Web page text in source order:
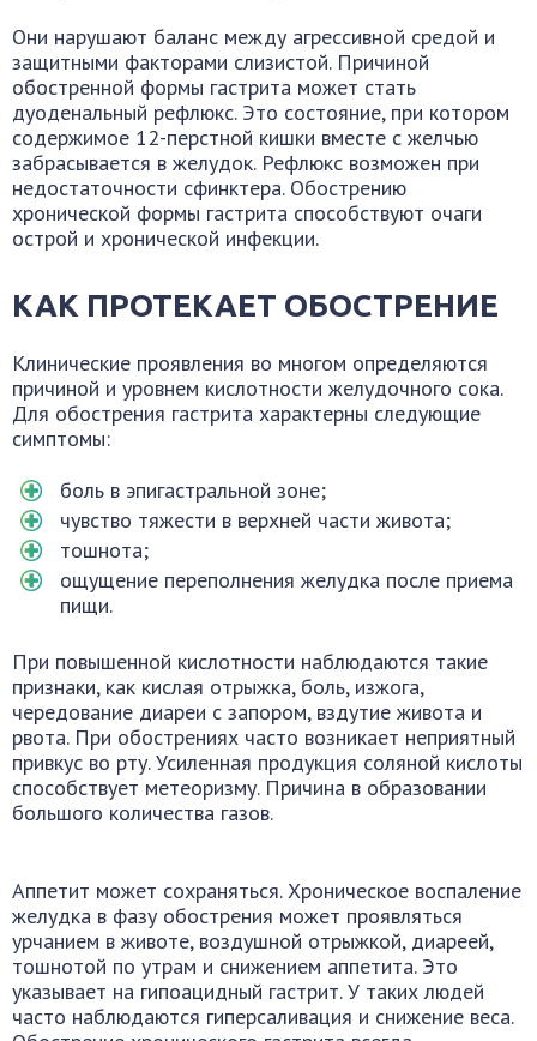
Они нарушают баланс между агрессивной средой и
защитными факторами слизистой. Причиной
обостренной формы гастрита может стать
дуоденальный рефлюкс. Это состояние, при котором
содержимое 12-перстной кишки вместе с желчью
забрасывается в желудок. Рефлюкс возможен при
недостаточности сфинктера. Обострению
хронической формы гастрита способствуют очаги
острой и хронической инфекции.
КАК ПРОТЕКАЕТ ОБОСТРЕНИЕ
Клинические проявления во многом определяются
причиной и уровнем кислотности желудочного сока.
Для обострения гастрита характерны следующие
симптомы:
боль в эпигастральной зоне;
чувство тяжести в верхней части живота;
тошнота;
ощущение переполнения желудка после приема
пищи.
При повышенной кислотности наблюдаются такие
признаки, как кислая отрыжка, боль, изжога,
чередование диареи с запором, вздутие живота и
рвота. При обострениях часто возникает неприятный
привкус во рту. Усиленная продукция соляной кислоты
способствует метеоризму. Причина в образовании
большого количества газов.
Аппетит может сохраняться. Хроническое воспаление
желудка в фазу обострения может проявляться
урчанием в животе, воздушной отрыжкой, диареей,
тошнотой по утрам и снижением аппетита. Это
указывает на гипоацидный гастрит. У таких людей
часто наблюдаются гиперсаливация и снижение веса.